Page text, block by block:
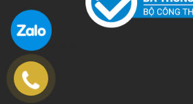
Rèm Quốc Huy